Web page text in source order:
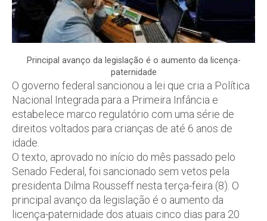
Principal avanço da legislação é o aumento da licença-
paternidade
O governo federal sancionou a lei que cria a Política
Nacional Integrada para a Primeira Infância e
estabelece marco regulatório com uma série de
direitos voltados para crianças de até 6 anos de
idade.
O texto, aprovado no início do mês passado pelo
Senado Federal, foi sancionado sem vetos pela
presidenta Dilma Rousseff nesta terça-feira (8). O
principal avanço da legislação é o aumento da
licença-paternidade dos atuais cinco dias para 20